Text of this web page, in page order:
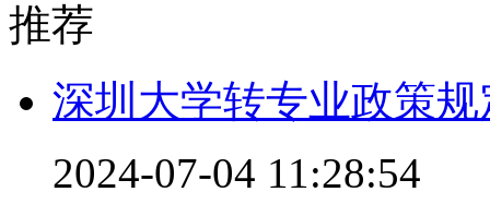
推荐
深圳大学转专业政策
2024-07-04 11:28:54